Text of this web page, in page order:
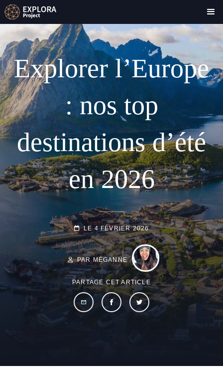
Explorer l’Europe
: nos top
destinations d’été
en 2026
POSTED-
ON
LE 4 FÉVRIER 2026
BY
LINE
BYLINE
PAR MÉGANNE
PARTAGE CET ARTICLE